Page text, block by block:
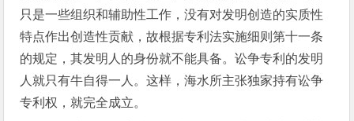
只是一些组织和辅助性工作，没有对发明创造的实质性
特点作出创造性贡献，故根据专利法实施细则第十一条
的规定，其发明人的身份就不能具备。讼争专利的发明
人就只有牛自得一人。这样，海水所主张独家持有讼争
专利权，就完全成立。